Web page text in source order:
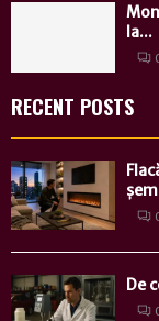
la...
RECENT POSTS
De